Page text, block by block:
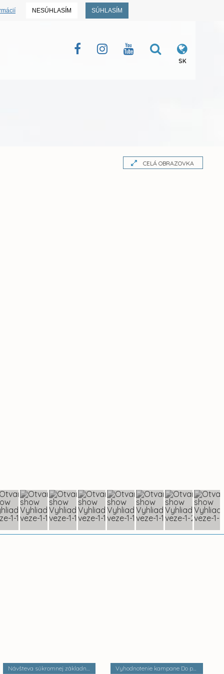
NESÚHLASÍM SÚHLASÍM
SK
CELÁ OBRAZOVKA
Návšteva súkromnej základnej školy Palackého Vyhodnotenie kampane Do práce na bicykli